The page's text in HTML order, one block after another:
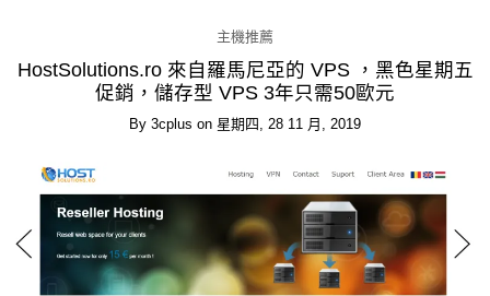
主機推薦
HostSolutions.ro 來自羅馬尼亞的 VPS ，黑色星期五
促銷，儲存型 VPS 3年只需50歐元
By 3cplus on 星期四, 28 11 月, 2019